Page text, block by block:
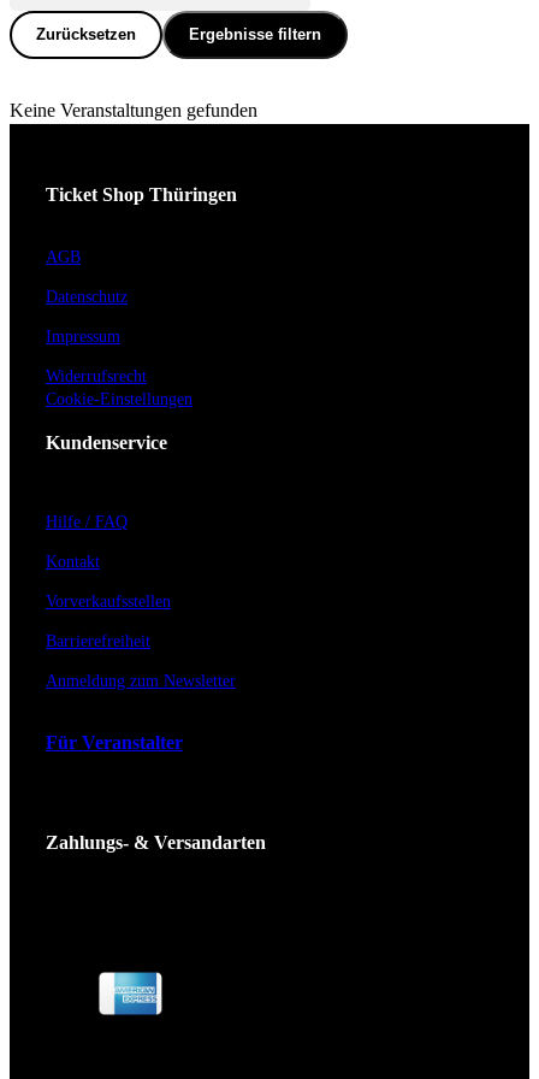
Zurücksetzen Ergebnisse filtern
Keine Veranstaltungen gefunden
Ticket Shop Thüringen
AGB
Datenschutz
Impressum
Widerrufsrecht
Cookie-Einstellungen
Kundenservice
Hilfe / FAQ
Kontakt
Vorverkaufsstellen
Barrierefreiheit
Anmeldung zum Newsletter
Für Veranstalter
Zahlungs- & Versandarten